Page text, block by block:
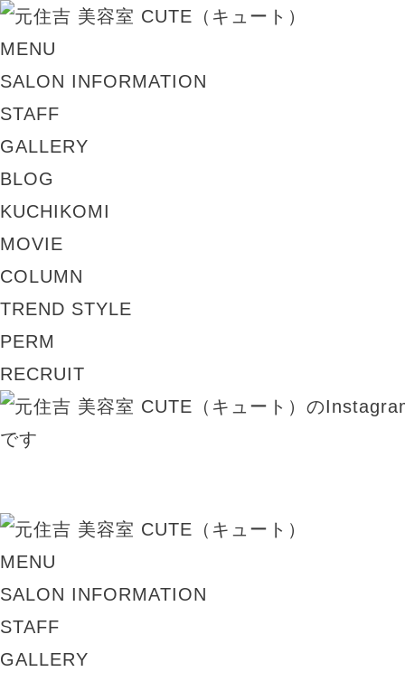
MENU
SALON INFORMATION
STAFF
GALLERY
BLOG
KUCHIKOMI
MOVIE
COLUMN
TREND STYLE
PERM
RECRUIT
MENU
SALON INFORMATION
STAFF
GALLERY